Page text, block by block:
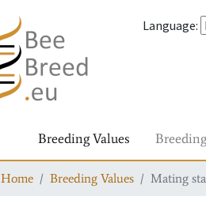
Language:
Breeding Values
Home Breeding Values Mating